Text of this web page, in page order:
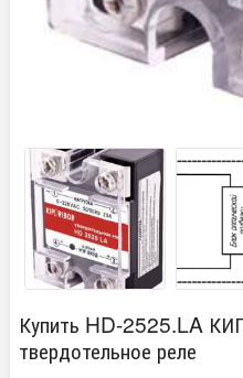
Купить HD-2525.LA
твердотельное реле